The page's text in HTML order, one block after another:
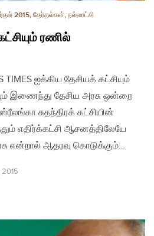
2015, தேர்தல்கள், நல்லாட்சி
ரணில்
TIMES ஐக்கிய தேசியக் கட்சியும்
இணைந்து தேசிய அரசு ஒன்றை
சுதந்திரக் கட்சியின்
எதிர்க்கட்சி ஆசனத்திலேயே
என்றால் ஆதரவு கொடுக்கும்…
2015